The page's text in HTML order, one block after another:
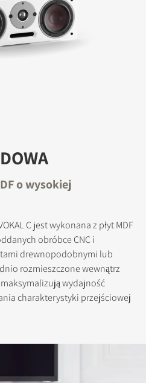
o wysokiej
C jest wykonana z płyt MDF
obróbce CNC i
drewnopodobnymi lub
rozmieszczone wewnątrz
wydajność
charakterystyki przejściowej
uzyskać
do wszystkich
do pobrania w